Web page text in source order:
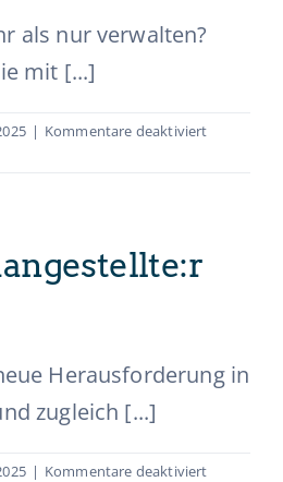
als nur verwalten?
mit [...]
| Kommentare deaktiviertfür
Herausforderung in
zugleich [...]
| Kommentare deaktiviertfür